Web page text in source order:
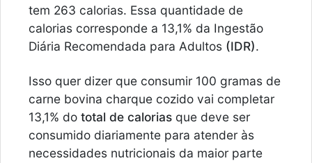
tem 263 calorias. Essa quantidade de
calorias corresponde a 13,1% da Ingestão
Diária Recomendada para Adultos (IDR).
Isso quer dizer que consumir 100 gramas de
carne bovina charque cozido vai completar
13,1% do total de calorias que deve ser
consumido diariamente para atender às
necessidades nutricionais da maior parte